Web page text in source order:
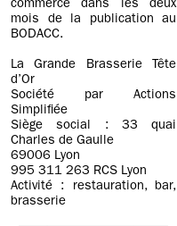
commerce dans les deux
mois de la publication au
BODACC.
La Grande Brasserie Tête
d’Or
Société par Actions
Simplifiée
Siège social : 33 quai
Charles de Gaulle
69006 Lyon
995 311 263 RCS Lyon
Activité : restauration, bar,
brasserie